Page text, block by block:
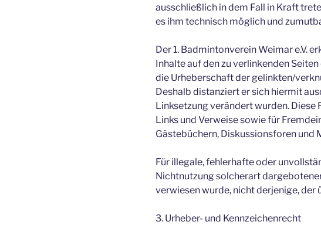
ausschließlich in dem Fall in Kraft
es ihm technisch möglich und
Der 1. Badmintonverein Weimar e.V.
Inhalte auf den zu verlinkenden
die Urheberschaft der gelinkten/
Deshalb distanziert er sich hiermit
Linksetzung verändert wurden.
Links und Verweise sowie für
Gästebüchern, Diskussionsforen und
Für illegale, fehlerhafte oder
Nichtnutzung solcherart
verwiesen wurde, nicht derjenige,
3. Urheber- und Kennzeichenrecht